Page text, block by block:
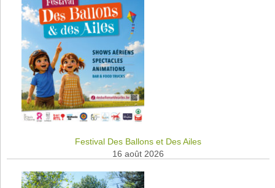
Festival Des Ballons et Des Ailes
16 août 2026